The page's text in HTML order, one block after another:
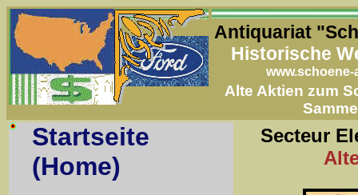
Antiquariat
Historische
www.schoene-
Alte Aktien zum
Startseite
(Home)
Secteur